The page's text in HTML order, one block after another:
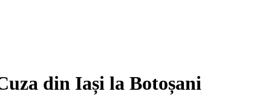
din Iași la Botoșani